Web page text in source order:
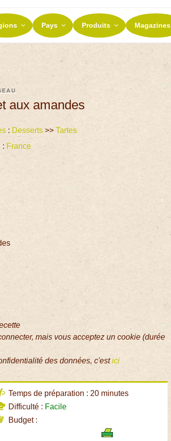
ET TERROIRS
de nos terroirs
Pays Produits Magazines
aux amandes
: Desserts >>Tartes
: France
mais vous acceptez un cookie (durée
des données, c'estici
Temps de préparation : 20 minutes
Difficulté : Facile
Budget :